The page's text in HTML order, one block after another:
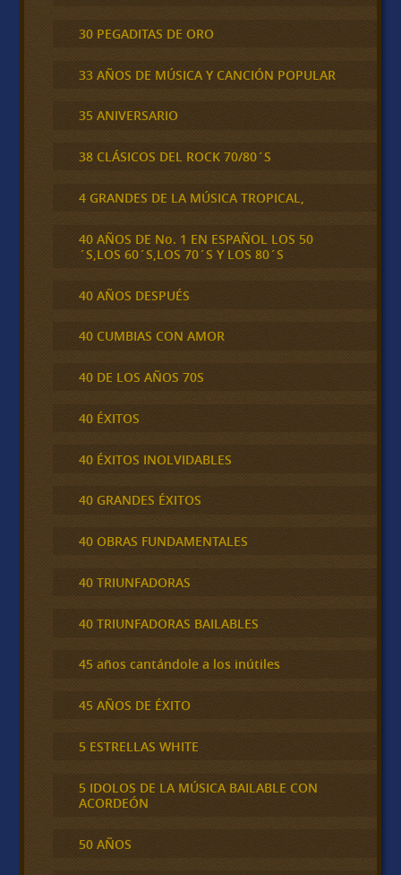
30 PEGADITAS DE ORO
33 AÑOS DE MÚSICA Y CANCIÓN POPULAR
35 ANIVERSARIO
38 CLÁSICOS DEL ROCK 70/80´S
4 GRANDES DE LA MÚSICA TROPICAL,
40 AÑOS DE No. 1 EN ESPAÑOL LOS 50
´S,LOS 60´S,LOS 70´S Y LOS 80´S
40 AÑOS DESPUÉS
40 CUMBIAS CON AMOR
40 DE LOS AÑOS 70S
40 ÉXITOS
40 ÉXITOS INOLVIDABLES
40 GRANDES ÉXITOS
40 OBRAS FUNDAMENTALES
40 TRIUNFADORAS
40 TRIUNFADORAS BAILABLES
45 años cantándole a los inútiles
45 AÑOS DE ÉXITO
5 ESTRELLAS WHITE
5 IDOLOS DE LA MÚSICA BAILABLE CON
ACORDEÓN
50 AÑOS